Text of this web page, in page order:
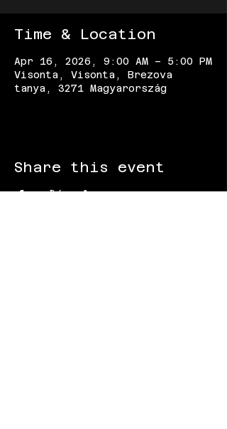
Time & Location
Apr 16, 2026, 9:00 AM – 5:00 PM
Visonta, Visonta, Brezova
tanya, 3271 Magyarország
Share this event